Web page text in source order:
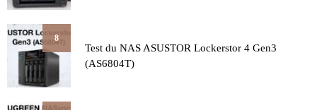
8
Test du NAS ASUSTOR Lockerstor 4 Gen3
(AS6804T)